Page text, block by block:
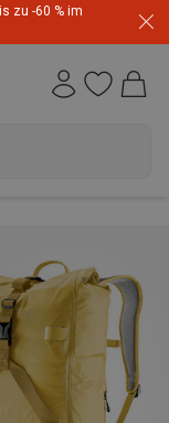
zu -60 % im